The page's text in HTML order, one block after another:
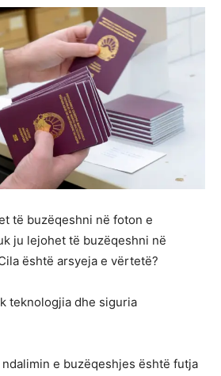
të buzëqeshni në foton e
ju lejohet të buzëqeshni në
është arsyeja e vërtetë?
teknologjia dhe siguria
e buzëqeshjes është futja